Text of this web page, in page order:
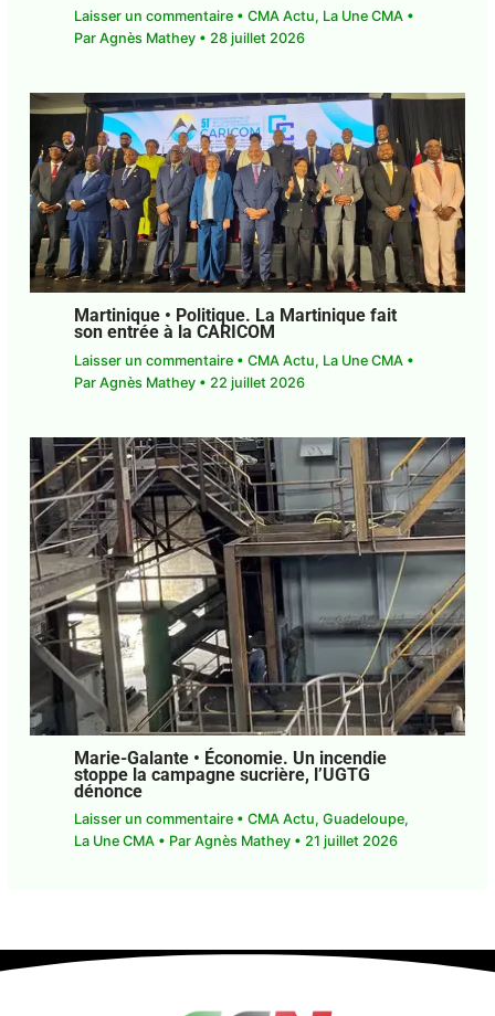
Laisser un commentaire • CMA Actu, La Une CMA •
Par Agnès Mathey • 28 juillet 2026
Martinique • Politique. La Martinique fait
son entrée à la CARICOM
Laisser un commentaire • CMA Actu, La Une CMA •
Par Agnès Mathey • 22 juillet 2026
Marie-Galante • Économie. Un incendie
stoppe la campagne sucrière, l’UGTG
dénonce
Laisser un commentaire • CMA Actu, Guadeloupe,
La Une CMA• Par Agnès Mathey • 21 juillet 2026